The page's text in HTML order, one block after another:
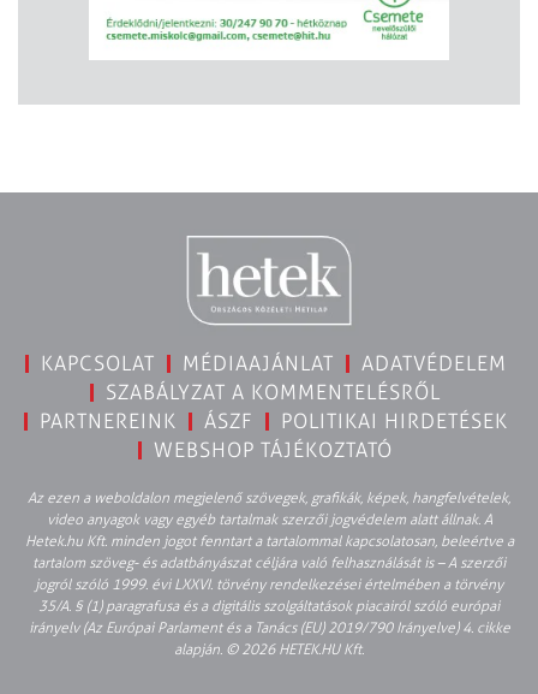
KAPCSOLAT MÉDIAAJÁNLAT
ADATVÉDELEM
SZABÁLYZAT A KOMMENTELÉSRŐL
PARTNEREINK
ÁSZF
POLITIKAI HIRDETÉSEK
WEBSHOP TÁJÉKOZTATÓ
Az ezen a weboldalon megjelenő szövegek, grafikák, képek, hangfelvételek,
video anyagok vagy egyéb tartalmak szerzői jogvédelem alatt állnak. A
Hetek.hu Kft. minden jogot fenntart a tartalommal kapcsolatosan, beleértve a
tartalom szöveg- és adatbányászat céljára való felhasználását is – A szerzői
jogról szóló 1999. évi LXXVI. törvény rendelkezései értelmében a törvény
35/A. § (1) paragrafusa és a digitális szolgáltatások piacairól szóló európai
irányelv (Az Európai Parlament és a Tanács (EU) 2019/790 Irányelve) 4. cikke
alapján. © 2026 HETEK.HU Kft.